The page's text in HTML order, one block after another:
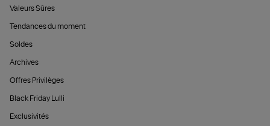
Valeurs Sûres
Tendances du moment
Soldes
Archives
Offres Privilèges
Black Friday Lulli
Exclusivités